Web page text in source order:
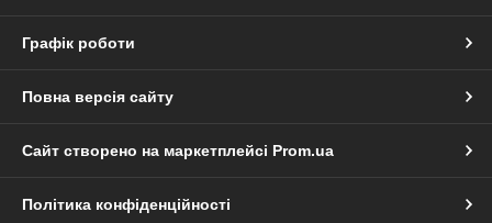
Графік роботи
Повна версія сайту
Сайт створено на маркетплейсі Prom.ua
Політика конфіденційності